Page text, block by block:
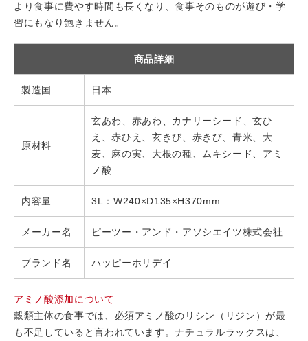
より食事に費やす時間も長くなり、食事そのものが遊び・学
習にもなり飽きません。
商品詳細
製造国 日本
原材料
玄あわ、赤あわ、カナリーシード、玄ひ
え、赤ひえ、玄きび、赤きび、青米、大
麦、麻の実、大根の種、ムキシード、アミ
ノ酸
内容量 3L：W240×D135×H370mm
メーカー名 ピーツー・アンド・アソシエイツ株式会社
ブランド名 ハッピーホリデイ
アミノ酸添加について
穀類主体の食事では、必須アミノ酸のリシン（リジン）が最
も不足していると言われています。ナチュラルラックスは、